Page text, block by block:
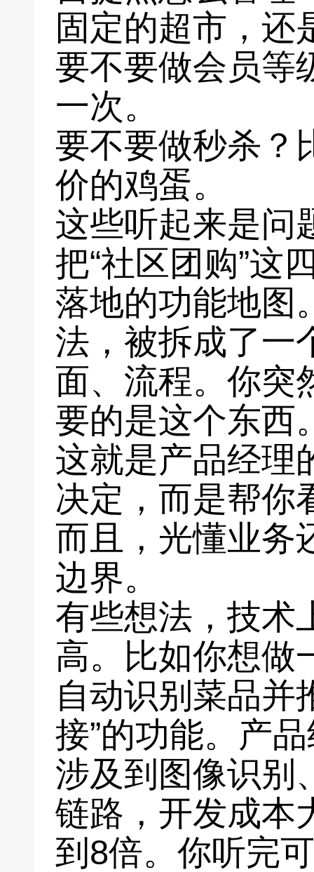
固定的超市，还
要不要做会员等
一次。
要不要做秒杀？
价的鸡蛋。
这些听起来是问
把“社区团购”这
落地的功能地图
法，被拆成了一
面、流程。你突
要的是这个东西
这就是产品经
决定，而是帮你
而且，光懂业务
边界。
有些想法，技术
高。比如你想做
自动识别菜品并
接”的功能。产
涉及到图像识别
链路，开发成本
到8倍。你听完